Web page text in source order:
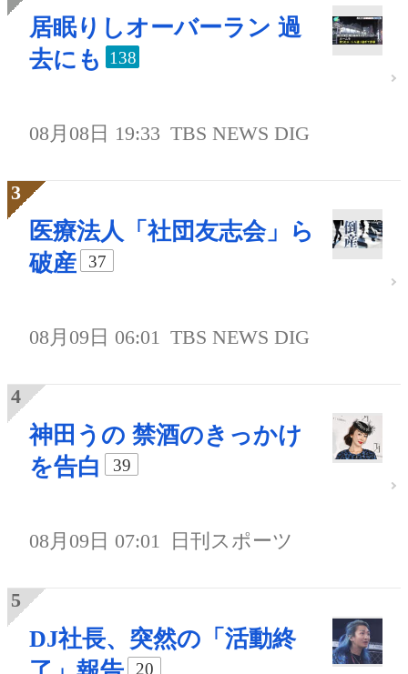
居眠りしオーバーラン 過
去にも
138
08月08日 19:33 TBS NEWS DIG
医療法人「社団友志会」ら
破産
37
08月09日 06:01 TBS NEWS DIG
神田うの 禁酒のきっかけ
を告白
39
08月09日 07:01 日刊スポーツ
DJ社長、突然の「活動終
20